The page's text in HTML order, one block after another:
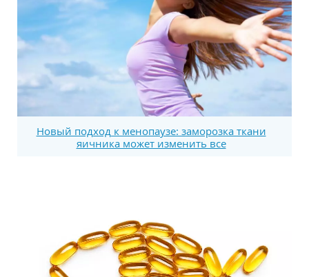
Новый подход к менопаузе: заморозка ткани
яичника может изменить все